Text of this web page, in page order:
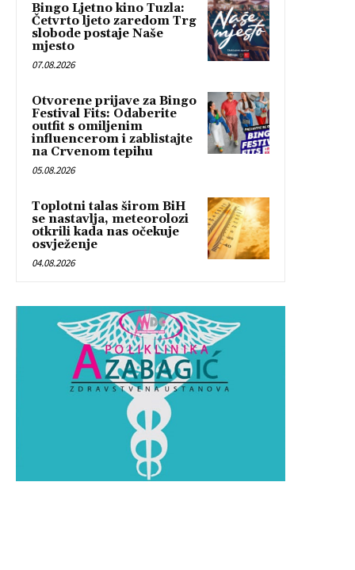
Bingo Ljetno kino Tuzla:
Četvrto ljeto zaredom Trg
slobode postaje Naše
mjesto
07.08.2026
Otvorene prijave za Bingo
Festival Fits: Odaberite
outfit s omiljenim
influencerom i zablistajte
na Crvenom tepihu
05.08.2026
Toplotni talas širom BiH
se nastavlja, meteorolozi
otkrili kada nas očekuje
osvježenje
04.08.2026